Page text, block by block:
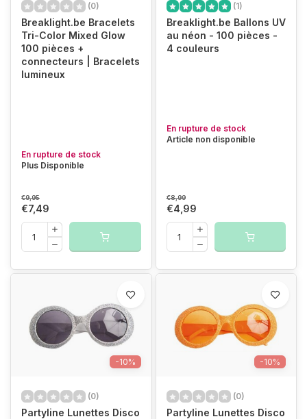
(0)
Breaklight.be Bracelets
Tri-Color Mixed Glow
100 pièces +
connecteurs | Bracelets
lumineux
En rupture de stock
Plus Disponible
€9,95
€7,49
(1)
Breaklight.be Ballons UV
au néon - 100 pièces -
4 couleurs
En rupture de stock
Article non disponible
€8,99
€4,99
-10%
(0)
Partyline Lunettes Disco
-10%
(0)
Partyline Lunettes Disco